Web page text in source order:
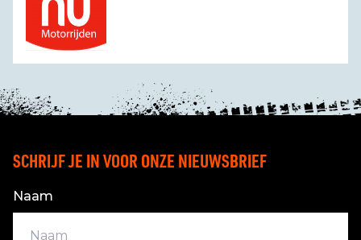
SCHRIJF JE IN VOOR ONZE NIEUWSBRIEF
Naam